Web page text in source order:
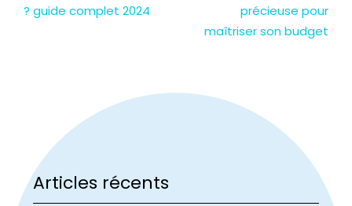
? guide complet 2024
précieuse pour
maîtriser son budget
Articles récents